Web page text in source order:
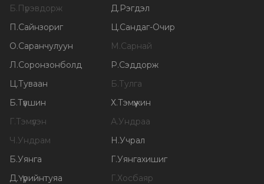
Б.Пүрэвдорж Д.Рэгдэл
П.Сайнзориг Ц.Сандаг-Очир
О.Саранчулуун М.Сарнай
Л.Соронзонболд Р.Сэддорж
Ц.Туваан Б.Тулга
Б.Түвшин Х.Тэмүүжин
Г.Тэмүүлэн А.Ундраа
Ч.Ундрам Н.Учрал
Б.Уянга Г.Уянгахишиг
Д.Үүрийнтуяа Г.Хосбаяр